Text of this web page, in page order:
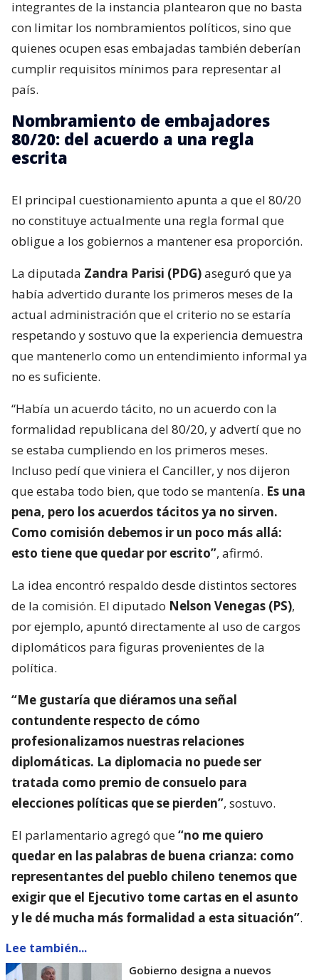
integrantes de la instancia plantearon que no basta
con limitar los nombramientos políticos, sino que
quienes ocupen esas embajadas también deberían
cumplir requisitos mínimos para representar al
país.
Nombramiento de embajadores
80/20: del acuerdo a una regla
escrita
El principal cuestionamiento apunta a que el 80/20
no constituye actualmente una regla formal que
obligue a los gobiernos a mantener esa proporción.
La diputada Zandra Parisi (PDG)aseguró que ya
había advertido durante los primeros meses de la
actual administración que el criterio no se estaría
respetando y sostuvo que la experiencia demuestra
que mantenerlo como un entendimiento informal ya
no es suficiente.
“Había un acuerdo tácito, no un acuerdo con la
formalidad republicana del 80/20, y advertí que no
se estaba cumpliendo en los primeros meses.
Incluso pedí que viniera el Canciller, y nos dijeron
que estaba todo bien, que todo se mantenía. Es una
pena, pero los acuerdos tácitos ya no sirven.
Como comisión debemos ir un poco más allá:
esto tiene que quedar por escrito”, afirmó.
La idea encontró respaldo desde distintos sectores
de la comisión. El diputado Nelson Venegas (PS),
por ejemplo, apuntó directamente al uso de cargos
diplomáticos para figuras provenientes de la
política.
“Me gustaría que diéramos una señal
contundente respecto de cómo
profesionalizamos nuestras relaciones
diplomáticas. La diplomacia no puede ser
tratada como premio de consuelo para
elecciones políticas que se pierden”, sostuvo.
El parlamentario agregó que“no me quiero
quedar en las palabras de buena crianza: como
representantes del pueblo chileno tenemos que
exigir que el Ejecutivo tome cartas en el asunto
y le dé mucha más formalidad a esta situación”.
Lee también...
Gobierno designa a nuevos